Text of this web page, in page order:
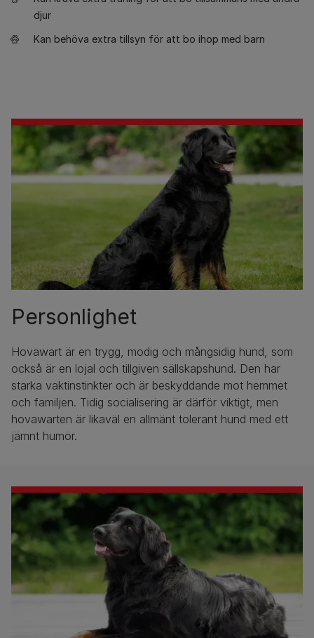
djur
Kan behöva extra tillsyn för att bo ihop med barn
Personlighet
Hovawart är en trygg, modig och mångsidig hund, som
också är en lojal och tillgiven sällskapshund. Den har
starka vaktinstinkter och är beskyddande mot hemmet
och familjen. Tidig socialisering är därför viktigt, men
hovawarten är likaväl en allmänt tolerant hund med ett
jämnt humör.